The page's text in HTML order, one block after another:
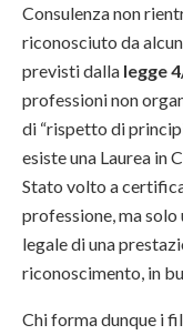
Consulenza non
riconosciuto da alcun
previsti dalla legge
professioni non
di “rispetto di
esiste una Laurea in
Stato volto a
professione, ma
legale di una
riconoscimento, in
Chi forma dunque i